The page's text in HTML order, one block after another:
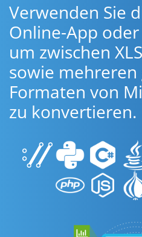
Verwenden Sie
Online-App oder
um zwischen
sowie mehreren
Formaten von
zu konvertieren.